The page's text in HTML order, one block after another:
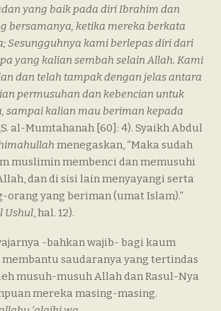
yang baik pada diri Ibrahim dan
bersamanya, ketika mereka berkata
Sesungguhnya kami berlepas diri dari
yang kalian sembah selain Allah. Kami
dan telah tampak dengan jelas antara
permusuhan dan kebencian untuk
sampai kalian mau beriman kepada
al-Mumtahanah [60]: 4). Syaikh Abdul
menegaskan, “Maka sudah
muslimin membenci dan memusuhi
dan di sisi lain menyayangi serta
yang beriman (umat Islam).”
Ushul, hal. 12).
-bahkan wajib- bagi kaum
saudaranya yang tertindas
musuh-musuh Allah dan Rasul-Nya
mereka masing-masing.